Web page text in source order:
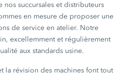
nos succursales et distributeurs
en mesure de proposer une
de service en atelier. Notre
excellemment et régulièrement
aux standards usine.
la révision des machines font tout